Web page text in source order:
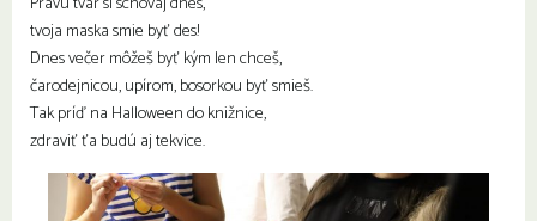
tvoja maska smie byť des!
Dnes večer môžeš byť kým len chceš,
čarodejnicou, upírom, bosorkou byť smieš.
Tak príď na Halloween do knižnice,
zdraviť ťa budú aj tekvice.